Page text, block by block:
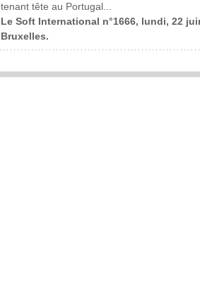
tenant tête au Portugal...
Le Soft International n°1666, lundi, 22
Bruxelles.